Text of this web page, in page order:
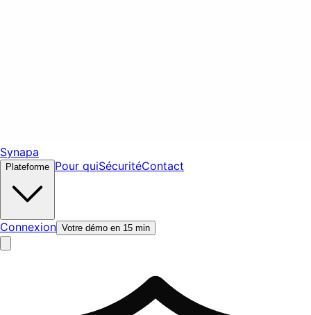
Synapa
Plateforme Pour quiSécuritéContact
Connexion Votre démo en 15 min